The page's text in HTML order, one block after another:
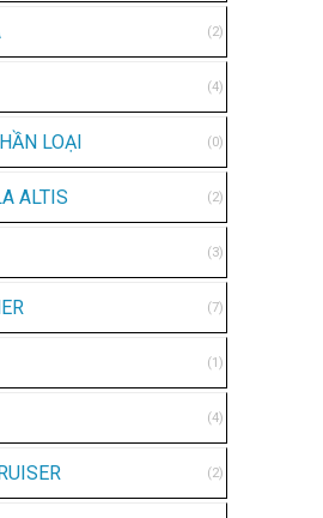
(2)
(4)
LOẠI (0)
ALTIS (2)
(3)
(7)
(1)
(4)
(2)